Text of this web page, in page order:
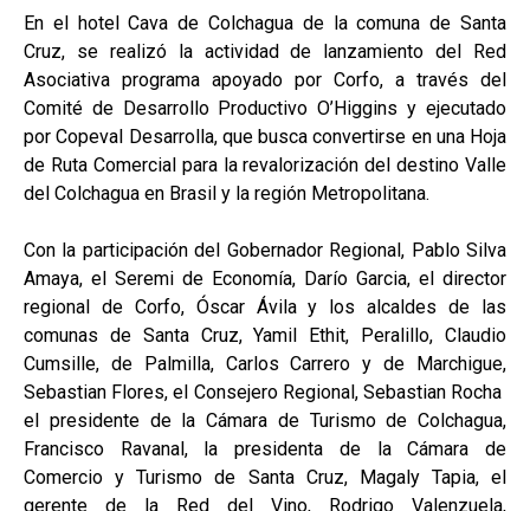
En el hotel Cava de Colchagua de la comuna de Santa
Cruz, se realizó la actividad de lanzamiento del Red
Asociativa programa apoyado por Corfo, a través del
Comité de Desarrollo Productivo O’Higgins y ejecutado
por Copeval Desarrolla, que busca convertirse en una Hoja
de Ruta Comercial para la revalorización del destino Valle
del Colchagua en Brasil y la región Metropolitana.
Con la participación del Gobernador Regional, Pablo Silva
Amaya, el Seremi de Economía, Darío Garcia, el director
regional de Corfo, Óscar Ávila y los alcaldes de las
comunas de Santa Cruz, Yamil Ethit, Peralillo, Claudio
Cumsille, de Palmilla, Carlos Carrero y de Marchigue,
Sebastian Flores, el Consejero Regional, Sebastian Rocha
el presidente de la Cámara de Turismo de Colchagua,
Francisco Ravanal, la presidenta de la Cámara de
Comercio y Turismo de Santa Cruz, Magaly Tapia, el
gerente de la Red del Vino, Rodrigo Valenzuela,